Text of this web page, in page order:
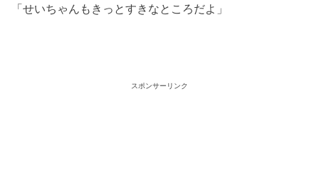
「せいちゃんもきっとすきなところだよ」
スポンサーリンク